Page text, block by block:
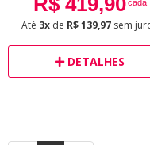
cada
Até 3x de R$ 139,97 sem
DETALHES